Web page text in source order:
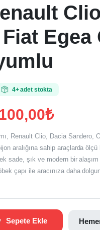
Egea
4+ adet stokta
₺
Renault Clio, Dacia Sandero,
aralığına sahip araçlarda
sade, şık ve modern bir
çapı ile aracınıza daha
Sepete Ekle